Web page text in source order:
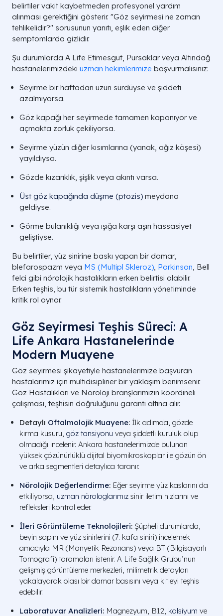
belirtiler vakit kaybetmeden profesyonel yardım
alınması gerektiğini gösterir. "Göz seyirmesi ne zaman
tehlikelidir?" sorusunun yanıtı, eşlik eden diğer
semptomlarda gizlidir.
Şu durumlarda A Life Etimesgut, Pursaklar veya Altındağ
hastanelerimizdeki uzman hekimlerimize başvurmalısınız:
Seyirme bir haftadan uzun sürdüyse ve şiddeti
azalmıyorsa.
Göz kapağı her seyirmede tamamen kapanıyor ve
açmakta zorluk çekiliyorsa.
Seyirme yüzün diğer kısımlarına (yanak, ağız köşesi)
yayıldıysa.
Gözde kızarıklık, şişlik veya akıntı varsa.
Üst göz kapağında düşme (ptozis) meydana
geldiyse.
Görme bulanıklığı veya ışığa karşı aşırı hassasiyet
geliştiyse.
Bu belirtiler, yüz sinirine baskı yapan bir damar,
blefarospazm veya MS (Multipl Skleroz), Parkinson, Bell
felci gibi nörolojik hastalıkların erken belirtisi olabilir.
Erken teşhis, bu tür sistemik hastalıkların yönetiminde
kritik rol oynar.
Göz Seyirmesi Teşhis Süreci: A
Life Ankara Hastanelerinde
Modern Muayene
Göz seyirmesi şikayetiyle hastanelerimize başvuran
hastalarımız için multidisipliner bir yaklaşım benimsenir.
Göz Hastalıkları ve Nöroloji branşlarımızın koordineli
çalışması, teşhisin doğruluğunu garanti altına alır.
Detaylı Oftalmolojik Muayene: İlk adımda, gözde
kırma kusuru, göz tansiyonu veya şiddetli kuruluk olup
olmadığı incelenir. Ankara hastanelerimizde bulunan
yüksek çözünürlüklü dijital biyomikroskoplar ile gözün ön
ve arka segmentleri detaylıca taranır.
Nörolojik Değerlendirme: Eğer seyirme yüz kaslarını da
etkiliyorsa, uzman nörologlarımız sinir iletim hızlarını ve
refleksleri kontrol eder.
İleri Görüntüleme Teknolojileri: Şüpheli durumlarda,
beyin sapını ve yüz sinirlerini (7. kafa siniri) incelemek
amacıyla MR (Manyetik Rezonans) veya BT (Bilgisayarlı
Tomografi) taramaları istenir. A Life Sağlık Grubu’nun
gelişmiş görüntüleme merkezleri, milimetrik detayları
yakalayarak olası bir damar basısını veya kitleyi teşhis
edebilir.
Laboratuvar Analizleri: Magnezyum, B12, kalsiyum ve